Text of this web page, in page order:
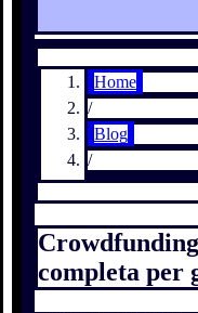
Home
/
Blog
/
completa